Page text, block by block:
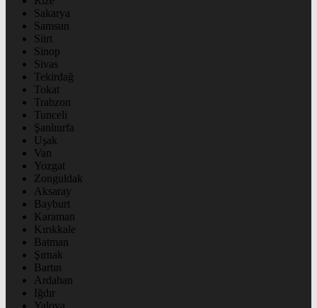
Sakarya
Samsun
Siirt
Sinop
Sivas
Tekirdağ
Tokat
Trabzon
Tunceli
Şanlıurfa
Uşak
Van
Yozgat
Zonguldak
Aksaray
Bayburt
Karaman
Kırıkkale
Batman
Şırnak
Bartın
Ardahan
Iğdır
Yalova